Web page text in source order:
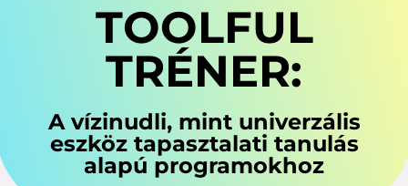
TOOLFUL
TRÉNER:
A vízinudli, mint univerzális
eszköz tapasztalati tanulás
alapú programokhoz